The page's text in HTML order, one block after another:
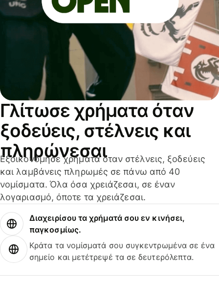
Γλίτωσε χρήματα όταν
ξοδεύεις, στέλνεις και
πληρώνεσαι
Εξοικονόμησε χρήματα όταν στέλνεις, ξοδεύεις
και λαμβάνεις πληρωμές σε πάνω από 40
νομίσματα. Όλα όσα χρειάζεσαι, σε έναν
λογαριασμό, όποτε τα χρειάζεσαι.
Διαχειρίσου τα χρήματά σου εν κινήσει,
παγκοσμίως.
Κράτα τα νομίσματά σου συγκεντρωμένα σε ένα
σημείο και μετέτρεψέ τα σε δευτερόλεπτα.